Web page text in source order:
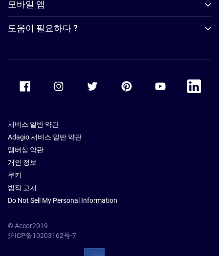
모바일 앱
도움이 필요하다 ?
Accor Facebook Accor TwitterAccor PinterestAccor Youtube
Accor
서비스 일반 약관
Adagio 서비스 일반 약관
멤버십 약관
개인 정보
쿠키
법적 고지
Do Not Sell My Personal Information
© Accor2019
沪ICP备10203162号-7